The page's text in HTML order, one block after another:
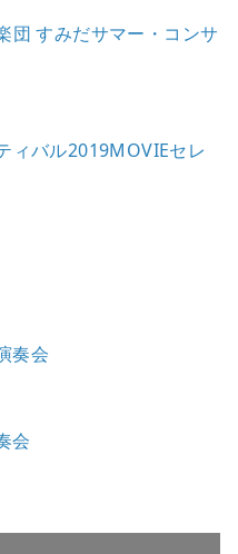
団 すみだサマー・コンサ
ィバル2019MOVIEセレ
奏会
会